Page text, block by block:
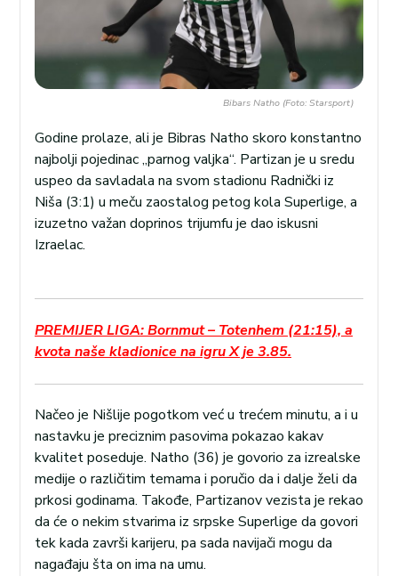
Bibars Natho (Foto: Starsport)
Godine prolaze, ali je Bibras Natho skoro konstantno
najbolji pojedinac „parnog valjka“. Partizan je u sredu
uspeo da savladala na svom stadionu Radnički iz
Niša (3:1) u meču zaostalog petog kola Superlige, a
izuzetno važan doprinos trijumfu je dao iskusni
Izraelac.
PREMIJER LIGA: Bornmut – Totenhem (21:15), a
kvota naše kladionice na igru X je 3.85.
Načeo je Nišlije pogotkom već u trećem minutu, a i u
nastavku je preciznim pasovima pokazao kakav
kvalitet poseduje. Natho (36) je govorio za izrealske
medije o različitim temama i poručio da i dalje želi da
prkosi godinama. Takođe, Partizanov vezista je rekao
da će o nekim stvarima iz srpske Superlige da govori
tek kada završi karijeru, pa sada navijači mogu da
nagađaju šta on ima na umu.